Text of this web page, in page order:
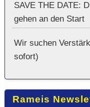
SAVE THE DATE:
gehen an den Start
Wir suchen
sofort)
Rameis